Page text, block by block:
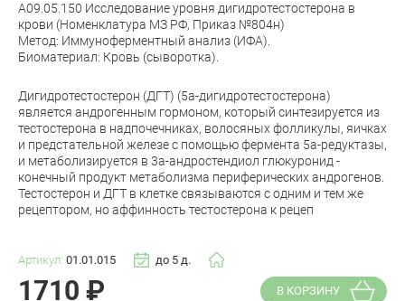
A09.05.150 Исследование уровня дигидротестостерона в
крови (Номенклатура МЗ РФ, Приказ №804н)
Метод: Иммуноферментный анализ (ИФА).
Биоматериал: Кровь (сыворотка).
Дигидротестостерон (ДГТ) (5а-дигидротестостерона)
является андрогенным гормоном, который синтезируется из
тестостерона в надпочечниках, волосяных фолликулы, яичках
и предстательной железе с помощью фермента 5а-редуктазы,
и метаболизируется в 3а-андростендиол глюкуронид -
конечный продукт метаболизма периферических андрогенов.
Тестостерон и ДГТ в клетке связываются с одним и тем же
рецептором, но аффинность тестостерона к рецеп
Артикул: 01.01.015 до 5 д.
1710 ₽ В КОРЗИНУ